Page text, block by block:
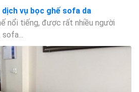
vụ bọc ghế sofa da
nổi tiếng, được rất nhiều người